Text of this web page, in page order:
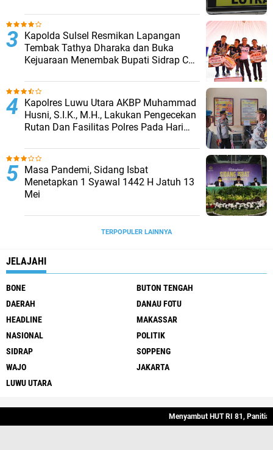
Kapolda Sulsel Resmikan Lapangan
Tembak Tathya Dharaka dan Buka
Kejuaraan Menembak Bupati Sidrap Cup
Kapolres Luwu Utara AKBP Muhammad
Husni, S.I.K., M.H., Lakukan Pengecekan
Rutan Dan Fasilitas Polres Pada Hari
Masa Pandemi, Sidang Isbat
Menetapkan 1 Syawal 1442 H Jatuh 13
Mei
TERPOPULER LAINNYA
JELAJAHI
BONE
BUTON TENGAH
DAERAH
DANAU FOTU
HEADLINE
MAKASSAR
NASIONAL
POLITIK
SIDRAP
SOPPENG
WAJO
JAKARTA
LUWU UTARA
Stay ConnectedMenyambut HUT RI 81, Panitia